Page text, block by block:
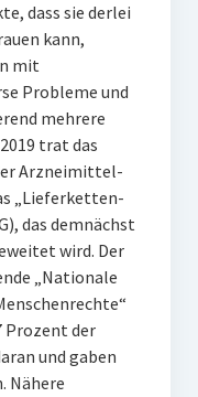
dass sie derlei
kann,
mit
Probleme und
mehrere
trat das
Arzneimittel-
„Lieferketten-
das demnächst
wird. Der
„Nationale
Prozent der
und gaben
Nähere